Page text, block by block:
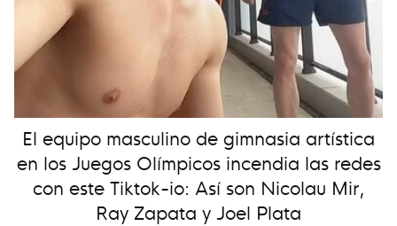
El equipo masculino de gimnasia artística
en los Juegos Olímpicos incendia las redes
con este Tiktok-io: Así son Nicolau Mir,
Ray Zapata y Joel Plata